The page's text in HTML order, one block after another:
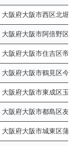
大阪府大阪市西区北
大阪府大阪市阿倍野
大阪府大阪市住吉区
大阪府大阪市鶴見区
大阪府大阪市東成区
大阪府大阪市都島区
大阪府大阪市城東区